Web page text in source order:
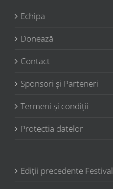
Echipa
Donează
Contact
Sponsori şi Parteneri
Termeni şi condiţii
Protectia datelor
Ediții precedente